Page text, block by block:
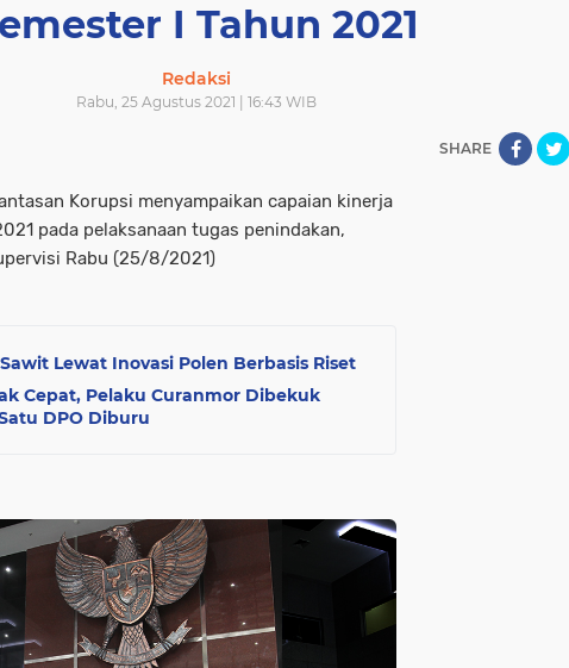
I Tahun 2021
Redaksi
Rabu, 25 Agustus 2021 | 16:43 WIB
SHARE
Korupsi menyampaikan capaian kinerja
pada pelaksanaan tugas penindakan,
Rabu (25/8/2021)
Lewat Inovasi Polen Berbasis Riset
Cepat, Pelaku Curanmor Dibekuk
DPO Diburu